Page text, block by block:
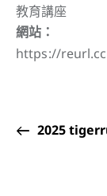
教育講座
網站：
https://
2025